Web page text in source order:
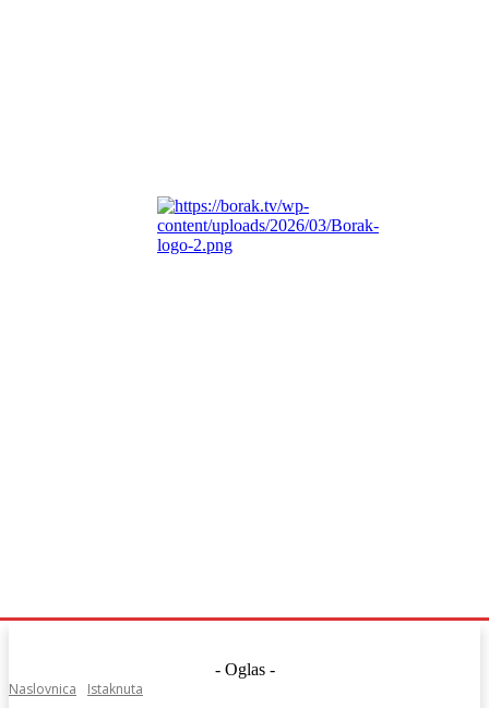
- Oglas -
Naslovnica
Istaknuta